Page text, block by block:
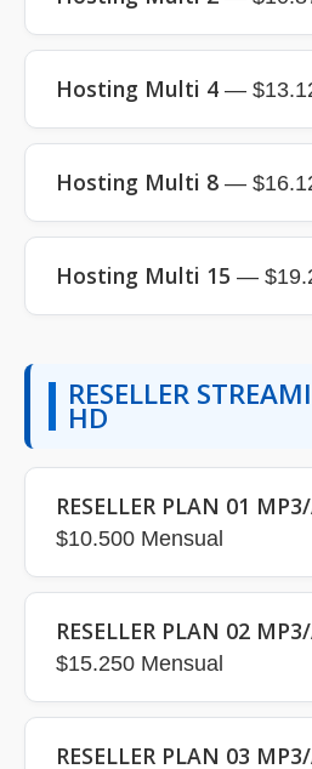
Hosting Multi 4 —
Hosting Multi 8 —
Hosting Multi 15 —
RESELLER
HD
RESELLER PLAN 01
$10.500 Mensual
RESELLER PLAN 02
$15.250 Mensual
RESELLER PLAN 03